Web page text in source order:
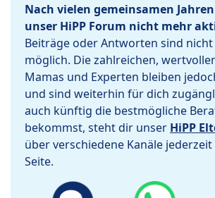
Nach vielen gemeinsamen
unser HiPP Forum nicht mehr
Beiträge oder Antworten sind
möglich. Die zahlreichen,
Mamas und Experten bleiben
und sind weiterhin für dich
auch künftig die bestmögliche
bekommst, steht dir unser HiPP
über verschiedene Kanäle
Seite.